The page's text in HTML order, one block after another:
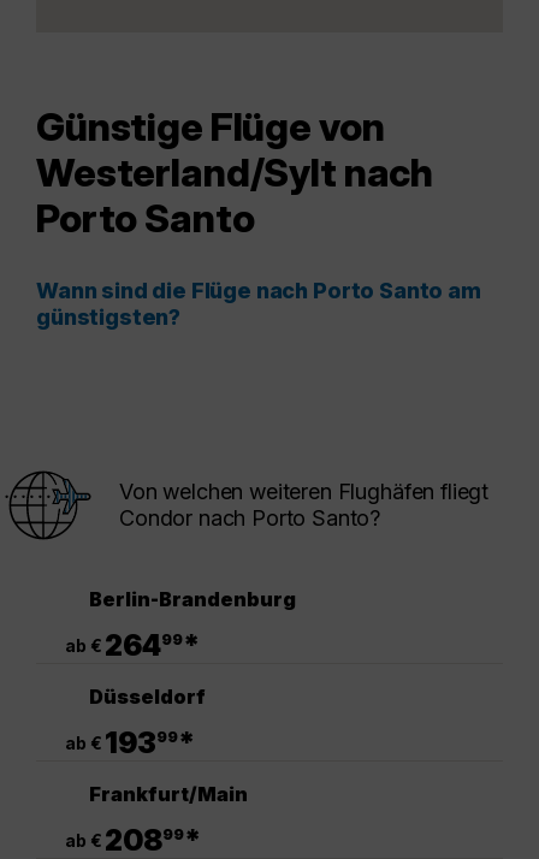
Günstige Flüge von
Westerland/Sylt nach
Porto Santo
Wann sind die Flüge nach Porto Santo am
günstigsten?
Von welchen weiteren Flughäfen fliegt
Condor nach Porto Santo?
Berlin-Brandenburg
ab € 26499*
Düsseldorf
ab € 19399*
Frankfurt/Main
ab € 20899*